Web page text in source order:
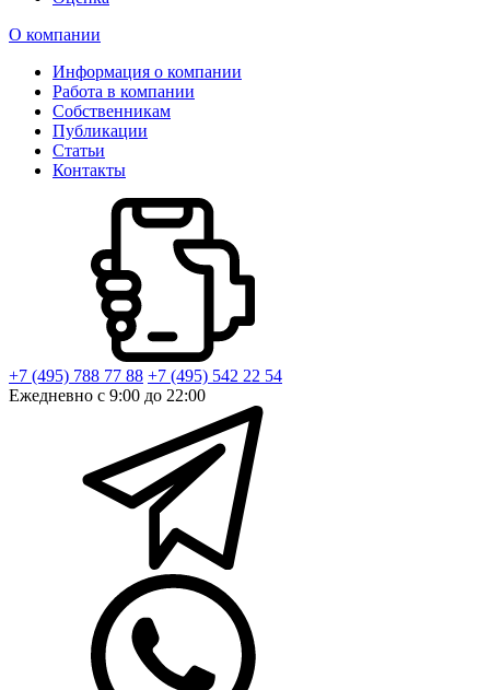
О компании
Информация о компании
Работа в компании
Собственникам
Публикации
Статьи
Контакты
+7 (495) 788 77 88 +7 (495) 542 22 54
Ежедневно с 9:00 до 22:00